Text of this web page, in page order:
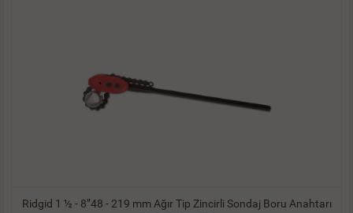
Ridgid 1 ½ - 8”48 - 219 mm Ağır Tip Zincirli Sondaj Boru Anahtarı